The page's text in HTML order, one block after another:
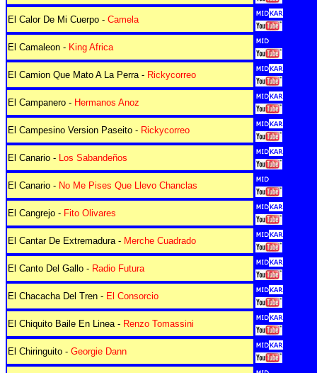
El Calor De Mi Cuerpo - Camela
El Camaleon - King Africa
El Camion Que Mato A La Perra - Rickycorreo
El Campanero - Hermanos Anoz
El Campesino Version Paseito - Rickycorreo
El Canario - Los Sabandeños
El Canario - No Me Pises Que Llevo Chanclas
El Cangrejo - Fito Olivares
El Cantar De Extremadura - Merche Cuadrado
El Canto Del Gallo - Radio Futura
El Chacacha Del Tren - El Consorcio
El Chiquito Baile En Linea - Renzo Tomassini
El Chiringuito - Georgie Dann